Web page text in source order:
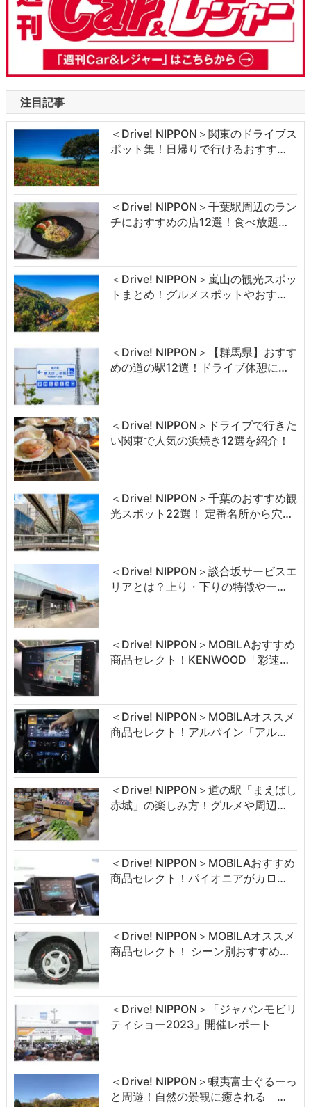
注目記事
＜Drive! NIPPON＞関東のドライブス
ポット集！日帰りで行けるおすす…
＜Drive! NIPPON＞千葉駅周辺のラン
チにおすすめの店12選！食べ放題…
＜Drive! NIPPON＞嵐山の観光スポッ
トまとめ！グルメスポットやおす…
＜Drive! NIPPON＞【群馬県】おすす
めの道の駅12選！ドライブ休憩に…
＜Drive! NIPPON＞ドライブで行きた
い関東で人気の浜焼き12選を紹介！
＜Drive! NIPPON＞千葉のおすすめ観
光スポット22選！ 定番名所から穴…
＜Drive! NIPPON＞談合坂サービスエ
リアとは？上り・下りの特徴や一…
＜Drive! NIPPON＞MOBILAおすすめ
商品セレクト！KENWOOD「彩速…
＜Drive! NIPPON＞MOBILAオススメ
商品セレクト！アルパイン「アル…
＜Drive! NIPPON＞道の駅「まえばし
赤城」の楽しみ方！グルメや周辺…
＜Drive! NIPPON＞MOBILAおすすめ
商品セレクト！パイオニアがカロ…
＜Drive! NIPPON＞MOBILAオススメ
商品セレクト！ シーン別おすすめ…
＜Drive! NIPPON＞「ジャパンモビリ
ティショー2023」開催レポート
＜Drive! NIPPON＞蝦夷富士ぐるーっ
と周遊！自然の景観に癒される …